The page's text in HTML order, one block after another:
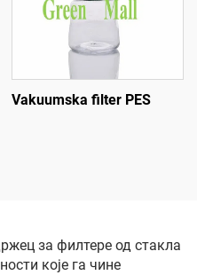
Vakuumska filter PES
за филтере од стакла
које га чине